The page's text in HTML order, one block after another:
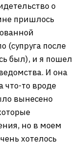
о
пришлось
(супруга после
был), и я пошел
И она
что-то вроде
вынесено
но в моем
хотелось